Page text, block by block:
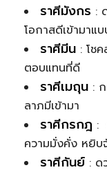
ราศีมังกร :
โอกาสดีเข้ามาแ
ราศีมีน : โช
ตอบแทนที่ดี
ราศีเมถุน :
ลาภมีเข้ามา
ราศีกรกฎ :
ความมั่งคั่ง หยิบ
ราศีกันย์ : ด